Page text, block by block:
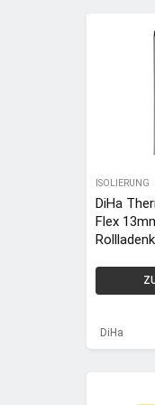
ISOLIERUNG
DiHa
Flex
aus
1000 x
DiHa